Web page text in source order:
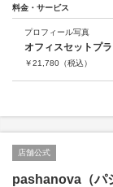
料金・サービス
プロフィール写真
オフィスセットプ
￥21,780 （税込）
店舗公式
pashanova（パ